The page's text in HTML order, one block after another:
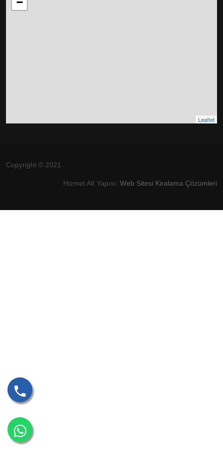
Leaflet
Copyright © 2021
Hizmet Alt Yapısı: Web Sitesi Kiralama Çözümleri